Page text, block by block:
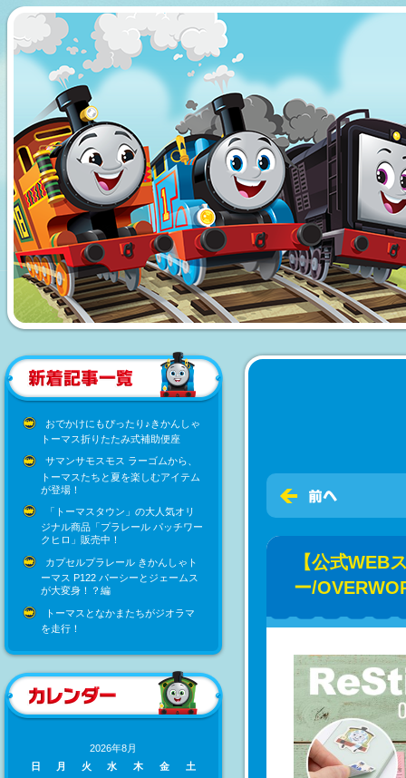
おでかけにもぴったり♪きかんしゃ
トーマス折りたたみ式補助便座
サマンサモスモス ラーゴムから、
トーマスたちと夏を楽しむアイテム
が登場！
「トーマスタウン」の大人気オリ
ジナル商品「プラレール パッチワー
クヒロ」販売中！
カプセルプラレール きかんしゃト
ーマス P122 パーシーとジェームス
が大変身！？編
トーマスとなかまたちがジオラマ
を走行！
2026年8月
日
月 火 水 木 金
土
【公式WEB
ー/